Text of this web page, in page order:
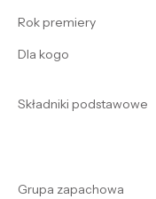
Rok premiery
Dla kogo
Składniki podstawowe
Grupa zapachowa